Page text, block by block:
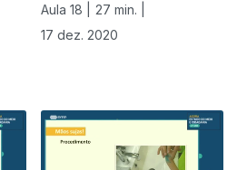
Aula 18 |
27 min. |
17 dez. 2020